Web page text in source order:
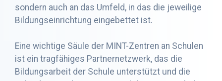
sondern auch an das Umfeld, in das die jeweilige
Bildungseinrichtung eingebettet ist.
Eine wichtige Säule der MINT-Zentren an Schulen
ist ein tragfähiges Partnernetzwerk, das die
Bildungsarbeit der Schule unterstützt und die